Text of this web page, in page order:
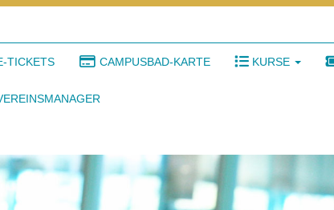
TICKETS CAMPUSBAD-KARTE KURSE